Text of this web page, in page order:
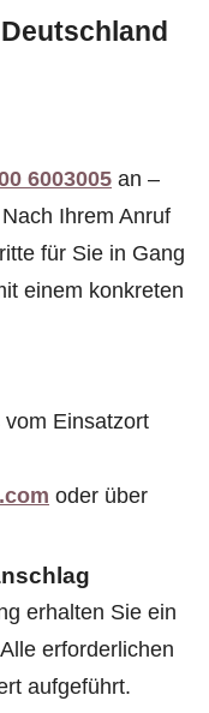
6003005 an –
Ihrem Anruf
für Sie in Gang
einem konkreten
Einsatzort
oder über
erhalten Sie ein
erforderlichen
aufgeführt.